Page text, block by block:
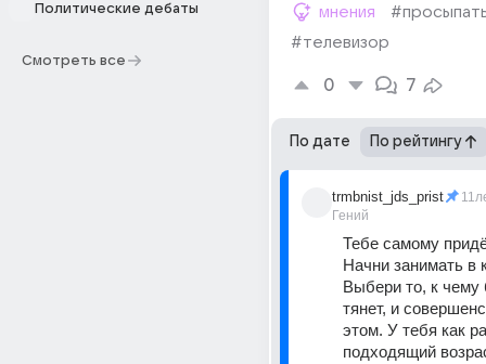
Политические дебаты
Смотреть все
мнения
#телевизор
0 7
По дате По рейтингу
trmbnist_jds_prist
Гений
Тебе самому
Начни занимать в
Выбери то, к чему
тянет, и
этом. У тебя как
подходящий